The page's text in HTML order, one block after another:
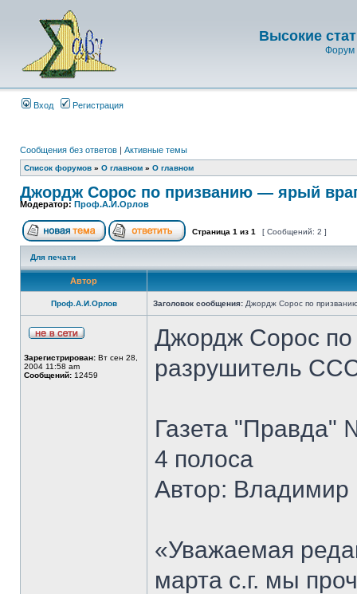
Высокие
Форум
Вход Регистрация
Сообщения без ответов | Активные темы
Список форумов » О главном » О главном
Джордж Сорос по призванию — ярый
Модератор: Проф.А.И.Орлов
Страница 1 из 1 [ Сообщений: 2 ]
Для печати
Автор
Проф.А.И.Орлов Заголовок сообщения: Джордж Сорос по
Зарегистрирован: Вт сен 28,
2004 11:58 am
Сообщений: 12459
Джордж Сорос
разрушитель
Газета "Правда"
4 полоса
Автор:
«Уважаемая
марта с.г. мы